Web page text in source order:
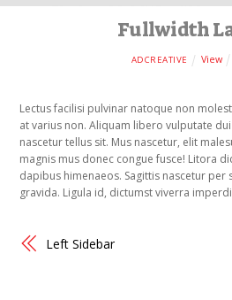
Fullwidth
ADCREATIVE View
Lectus facilisi pulvinar natoque non
at varius non. Aliquam libero vulputate
nascetur tellus sit. Mus nascetur, elit
magnis mus donec congue fusce! Litora
dapibus himenaeos. Sagittis nascetur per
gravida. Ligula id, dictumst viverra
Left Sidebar